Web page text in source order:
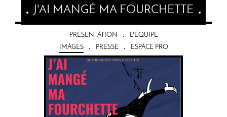
J'AI MANGÉ MA FOURCHETTE
PRÉSENTATION
L'ÉQUIPE
IMAGES
PRESSE ESPACE PRO